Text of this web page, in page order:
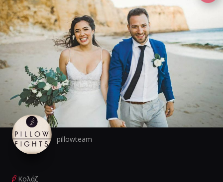
pillowteam
Κολάζ